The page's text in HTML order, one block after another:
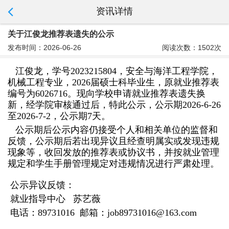
资讯详情
关于江俊龙推荐表遗失的公示
发布时间：2026-06-26 阅读次数：1502次
江俊龙，学号2023215804，安全与海洋工程学院，
机械工程专业，2026届硕士科毕业生，原就业推荐表
编号为6026716。现向学校申请就业推荐表遗失换
新，经学院审核通过后，特此公示，公示期2026-6-26
至2026-7-2，公示期7天。
公示期后公示内容仍接受个人和相关单位的监督和
反馈，公示期 后若出现异议且经查明属实或发现违规
现象等，收回发放的推荐表或协议书，并按就业管理
规定和学生手册管理规定对违规情况进行严肃处理。
公示异议反馈：
就业指导中心 苏艺薇
电话：89731016 邮箱：job89731016@163.com